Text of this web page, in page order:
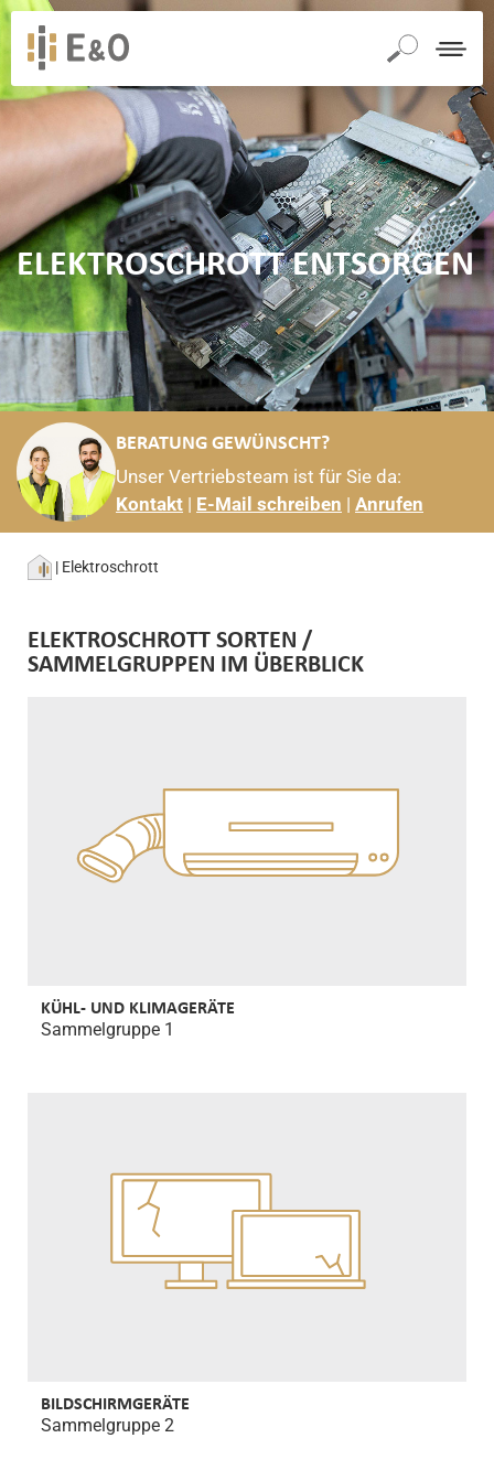
ELEKTROSCHROTT ENTSORGEN
BERATUNG GEWÜNSCHT?
Unser Vertriebsteam ist für Sie da:
Kontakt | E-Mail schreiben | Anrufen
| Elektroschrott
ELEKTROSCHROTT SORTEN /
SAMMELGRUPPEN IM ÜBERBLICK
KÜHL- UND KLIMAGERÄTE
Sammelgruppe 1
BILDSCHIRMGERÄTE
Sammelgruppe 2